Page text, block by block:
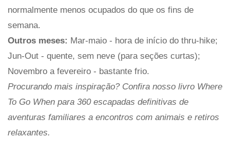
normalmente menos ocupados do que os fins de
semana.
Outros meses: Mar-maio ​​- hora de início do thru-hike;
Jun-Out - quente, sem neve (para seções curtas);
Novembro a fevereiro - bastante frio.
Procurando mais inspiração? Confira nosso livro Where
To Go When para 360 escapadas definitivas de
aventuras familiares a encontros com animais e retiros
relaxantes.